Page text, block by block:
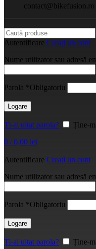
contact@bikefusion.ro
Autentificare Creați un cont
Nume utilizator sau adresă
Parola *Obligatoriu
Logare
Ți-ai uitat parola?
Ține-
0 / 0,00 lei
Autentificare Creați un cont
Nume utilizator sau adresă
Parola *Obligatoriu
Logare
Ți-ai uitat parola?
Ține-